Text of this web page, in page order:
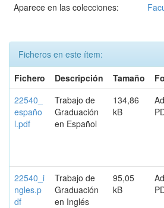
Aparece en las colecciones:
Ficheros en este ítem:
Fichero
Descripción Tamaño
22540_
españo
l.pdf
Trabajo de
Graduación
en Español
134,86
kB
22540_i
ngles.p
df
Trabajo de
Graduación
en Inglés
95,05
kB